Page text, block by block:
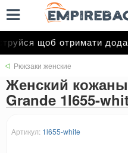
щоб отримати
Рюкзаки женские
Женский
Grande 1l655-
Артикул: 1l655-white